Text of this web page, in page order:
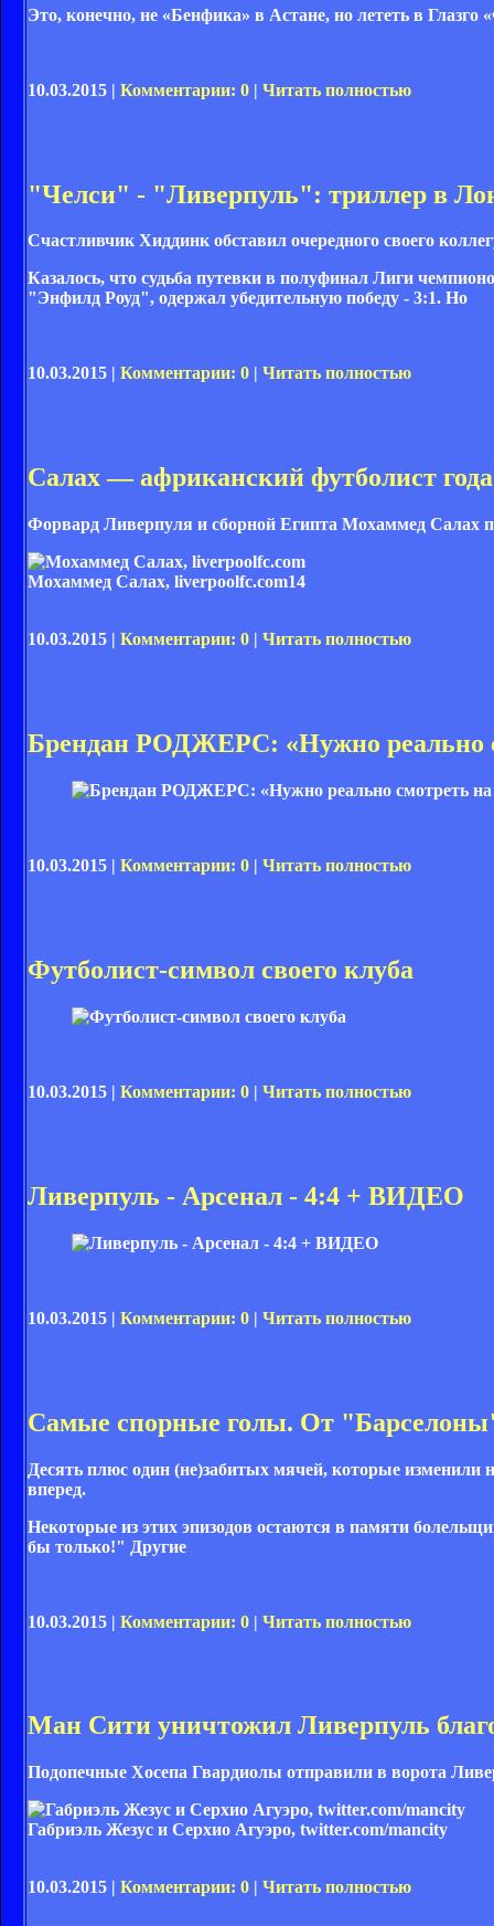
Это, конечно, не «Бенфика» в Астане, но лететь в Глазго
10.03.2015 | Комментарии: 0 | Читать полностью
"Челси" - "Ливерпуль": триллер в
Счастливчик Хиддинк обставил очередного своего
Казалось, что судьба путевки в полуфинал Лиги
"Энфилд Роуд", одержал убедительную победу - 3:1. Но
10.03.2015 | Комментарии: 0 Читать полностью
Салах — африканский футболист
Форвард Ливерпуля и сборной Египта Мохаммед Салах
Мохаммед Салах, liverpoolfc.com14
10.03.2015 | Комментарии: 0 | Читать полностью
Брендан РОДЖЕРС: «Нужно реально
10.03.2015 | Комментарии: 0 | Читать полностью
Футболист-символ своего клуба
10.03.2015 | Комментарии: 0 | Читать полностью
Ливерпуль - Арсенал - 4:4 + ВИДЕО
10.03.2015 | Комментарии: 0 | Читать полностью
Самые спорные голы. От
Десять плюс один (не)забитых мячей, которые изменили
вперед.
Некоторые из этих эпизодов остаются в памяти
бы только!" Другие
10.03.2015 | Комментарии: 0 | Читать полностью
Ман Сити уничтожил Ливерпуль
Подопечные Хосепа Гвардиолы отправили в ворота
Габриэль Жезус и Серхио Агуэро, twitter.com/mancity
10.03.2015 | Комментарии: 0 | Читать полностью